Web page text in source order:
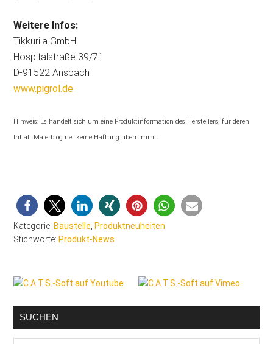
Weitere Infos:
Tikkurila GmbH
Hospitalstraße 39/71
D-91522 Ansbach
www.pigrol.de
Hinweis: Es handelt sich um eine Produktinformation des Herstellers, für deren
Inhalt Malerblog.net keine Haftung übernimmt.
Kategorie: Baustelle Produktneuheiten
Stichworte: Produkt-News
Seitenspalte
SUCHEN